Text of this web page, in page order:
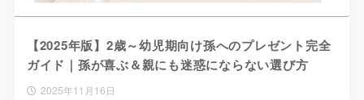
【2025年版】2歳～幼児期向け孫へのプレゼント完全
ガイド｜孫が喜ぶ＆親にも迷惑にならない選び方
2025年11月16日